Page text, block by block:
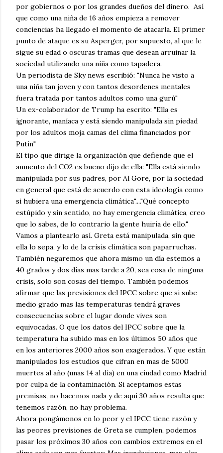
por gobiernos o por los grandes dueños del dinero. Así
que como una niña de 16 años empieza a remover
conciencias ha llegado el momento de atacarla. El primer
punto de ataque es su Asperger, por supuesto, al que le
sigue su edad o oscuras tramas que desean arruinar la
sociedad utilizando una niña como tapadera.
Un periodista de Sky news escribió: "Nunca he visto a
una niña tan joven y con tantos desordenes mentales
fuera tratada por tantos adultos como una gurú"
Un ex-colaborador de Trump ha escrito: "Ella es
ignorante, maníaca y está siendo manipulada sin piedad
por los adultos moja camas del clima financiados por
Putin"
El tipo que dirige la organización que defiende que el
aumento del CO2 es bueno dijo de ella: "Ella está siendo
manipulada por sus padres, por Al Gore, por la sociedad
en general que está de acuerdo con esta ideología como
si hubiera una emergencia climática"...."Qué concepto
estúpido y sin sentido, no hay emergencia climática, creo
que lo sabes, de lo contrario la gente huiría de ello."
Vamos a plantearlo así. Greta está manipulada, sin que
ella lo sepa, y lo de la crisis climática son paparruchas.
También negaremos que ahora mismo un día estemos a
40 grados y dos días mas tarde a 20, sea cosa de ninguna
crisis, solo son cosas del tiempo. También podemos
afirmar que las previsiones del IPCC sobre que si sube
medio grado mas las temperaturas tendrá graves
consecuencias sobre el lugar donde vives son
equivocadas. O que los datos del IPCC sobre que la
temperatura ha subido mas en los últimos 50 años que
en los anteriores 2000 años son exagerados. Y que están
manipulados los estudios que cifran en mas de 5000
muertes al año (unas 14 al día) en una ciudad como Madrid
por culpa de la contaminación. Si aceptamos estas
premisas, no hacemos nada y de aquí 30 años resulta que
tenemos razón, no hay problema.
Ahora pongámonos en lo peor y el IPCC tiene razón y
las peores previsiones de Greta se cumplen, podemos
pasar los próximos 30 años con cambios extremos en el